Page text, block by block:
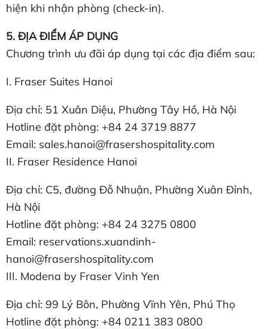
hiện khi nhận phòng (check-in).
5. ĐỊA ĐIỂM ÁP DỤNG
Chương trình ưu đãi áp dụng tại các địa điểm sau:
I. Fraser Suites Hanoi
Địa chỉ: 51 Xuân Diệu, Phường Tây Hồ, Hà Nội
Hotline đặt phòng: +84 24 3719 8877
Email: sales.hanoi@frasershospitality.com
II. Fraser Residence Hanoi
Địa chỉ: C5, đường Đỗ Nhuận, Phường Xuân Đỉnh,
Hà Nội
Hotline đặt phòng: +84 24 3275 0800
Email: reservations.xuandinh-
hanoi@frasershospitality.com
III. Modena by Fraser Vinh Yen
Địa chỉ: 99 Lý Bôn, Phường Vĩnh Yên, Phú Thọ
Hotline đặt phòng: +84 0211 383 0800